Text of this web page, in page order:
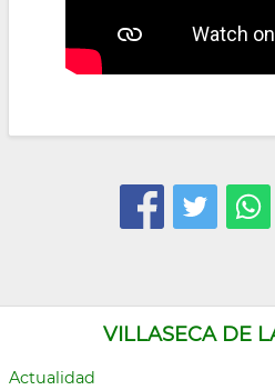
VILLASECA DE
Actualidad